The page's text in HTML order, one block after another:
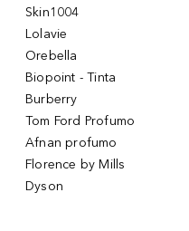
Skin1004
Lolavie
Orebella
Biopoint - Tinta
Burberry
Tom Ford Profumo
Afnan profumo
Florence by Mills
Dyson